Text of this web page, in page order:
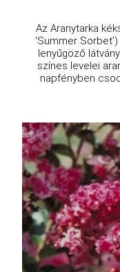
Az Aranytarka
'Summer
lenyűgöző
színes levelei
napfényben